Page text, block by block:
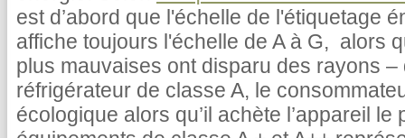
est d’abord que l'échelle de l'étiquetage
affiche toujours l'échelle de A à G, alors
plus mauvaises ont disparu des rayons
réfrigérateur de classe A, le
écologique alors qu’il achète l’appareil